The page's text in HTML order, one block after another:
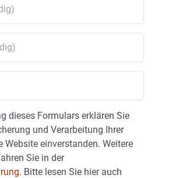
dieses Formulars erklären Sie
und Verarbeitung Ihrer
Website einverstanden. Weitere
Sie in der
Bitte lesen Sie hier auch